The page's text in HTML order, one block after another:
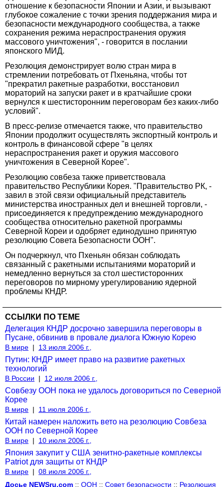
отношение к безопасности Японии и Азии, и вызывают
глубокое сожаление с точки зрения поддержания мира и
безопасности международного сообщества, а также
сохранения режима нераспространения оружия
массового уничтожения", - говорится в послании
японского МИД.
Резолюция демонстрирует волю стран мира в
стремлении потребовать от Пхеньяна, чтобы тот
"прекратил ракетные разработки, восстановил
мораторий на запуски ракет и в кратчайшие сроки
вернулся к шестисторонним переговорам без каких-либо
условий".
В пресс-релизе отмечается также, что правительство
Японии продолжит осуществлять экспортный контроль и
контроль в финансовой сфере "в целях
нераспространения ракет и оружия массового
уничтожения в Северной Корее".
Резолюцию совбеза также приветствовала
правительство Республики Корея. "Правительство РК, -
завил в этой связи официальный представитель
министерства иностранных дел и внешней торговли, -
присоединяется к предупреждению международного
сообщества относительно ракетной программы
Северной Кореи и одобряет единодушно принятую
резолюцию Совета Безопасности ООН".
Он подчеркнул, что Пхеньян обязан соблюдать
связанный с ракетными испытаниями мораторий и
немедленно вернуться за стол шестисторонних
переговоров по мирному урегулированию ядерной
проблемы КНДР.
ССЫЛКИ ПО ТЕМЕ
Делегация КНДР досрочно завершила переговоры в
Пусане, обвинив в провале диалога Южную Корею
В мире | 13 июля 2006 г.,
Путин: КНДР имеет право на развитие ракетных
технологий
В России | 12 июля 2006 г.,
Совбезу ООН пока не удалось договориться по Северной
Корее
В мире | 11 июля 2006 г.,
Китай намерен наложить вето на резолюцию Совбеза
ООН по Северной Корее
В мире | 10 июля 2006 г.,
Япония закупит у США зенитно-ракетные комплексы
Patriot для защиты от КНДР
В мире | 08 июля 2006 г.,
Досье NEWSru.com :: ООН :: Совет безопасности :: Резолюция